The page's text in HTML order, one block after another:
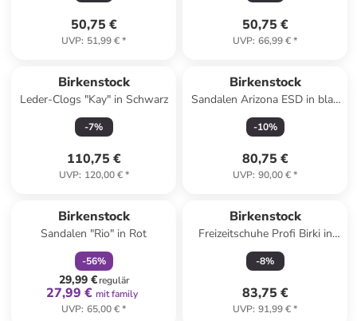
50,75 €
UVP: 51,99 €*
50,75 €
UVP: 66,99 €*
Birkenstock
Leder-Clogs "Kay" in Schwarz
-7%
110,75 €
UVP: 120,00 €*
Birkenstock
Sandalen Arizona ESD in blau
in blau
-10%
80,75 €
UVP: 90,00 €*
Birkenstock
Sandalen "Rio" in Rot
-56%
29,99 €regulär
27,99 € mit family
UVP: 65,00 €*
Birkenstock
Freizeitschuhe Profi Birki in
blau in blau
-8%
83,75 €
UVP: 91,99 €*